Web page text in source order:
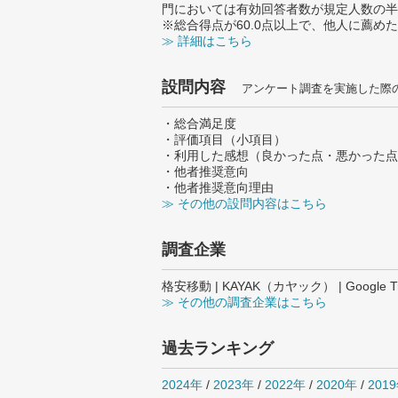
門においては有効回答者数が規定人数の
※総合得点が60.0点以上で、他人に薦め
≫ 詳細はこちら
設問内容 アンケート調査を実施した際
・総合満足度
・評価項目（小項目）
・利用した感想（良かった点・悪かった
・他者推奨意向
・他者推奨意向理由
≫ その他の設問内容はこちら
調査企業
格安移動 | KAYAK（カヤック） | Google
≫ その他の調査企業はこちら
過去ランキング
2024年 / 2023年 / 2022年 / 2020年 /